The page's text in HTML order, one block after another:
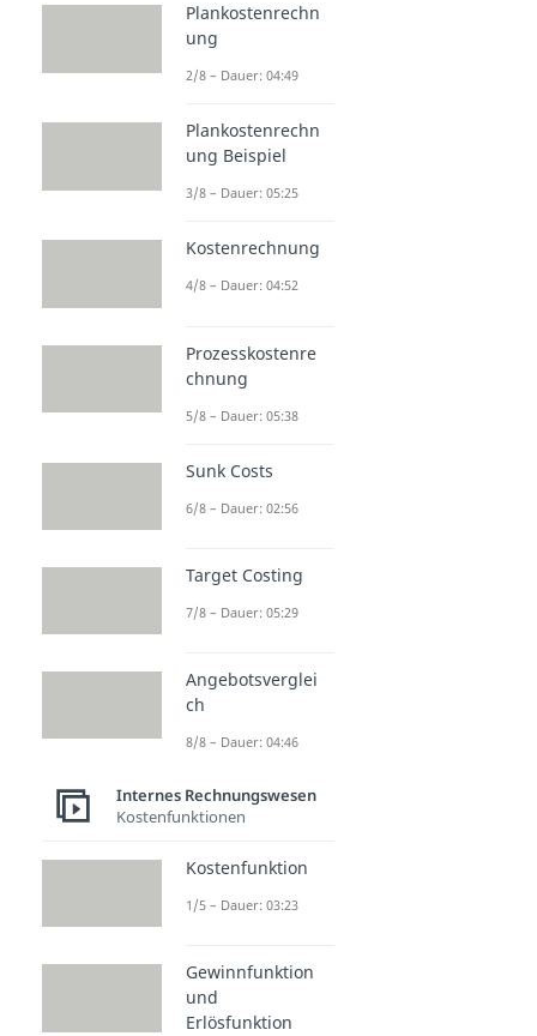
Plankostenrechn
ung
2/8 – Dauer: 04:49
Plankostenrechn
ung Beispiel
3/8 – Dauer: 05:25
Kostenrechnung
4/8 – Dauer: 04:52
Prozesskostenre
chnung
5/8 – Dauer: 05:38
Sunk Costs
6/8 – Dauer: 02:56
Target Costing
7/8 – Dauer: 05:29
Angebotsverglei
ch
8/8 – Dauer: 04:46
Internes Rechnungswesen
Kostenfunktionen
Kostenfunktion
1/5 – Dauer: 03:23
Gewinnfunktion
und
Erlösfunktion